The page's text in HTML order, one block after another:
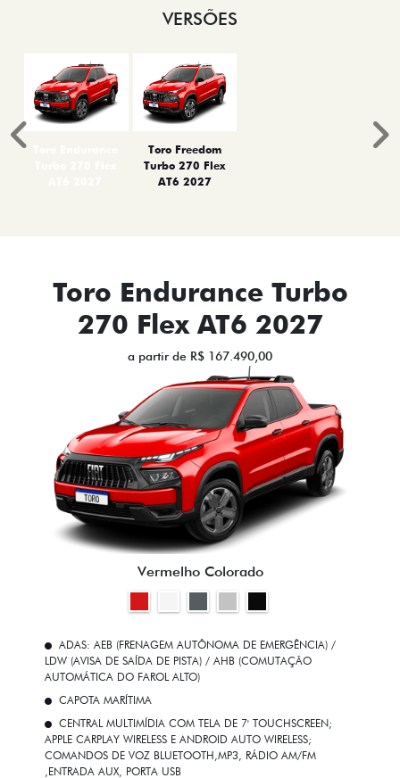
VERSÕES
Toro Freedom
Turbo 270 Flex
AT6 2027
Anterior
Toro Endurance Turbo
270 Flex AT6 2027
a partir de R$ 167.490,00
Vermelho Colorado
ADAS: AEB (FRENAGEM AUTÔNOMA DE EMERGÊNCIA) /
LDW (AVISA DE SAÍDA DE PISTA) / AHB (COMUTAÇÃO
AUTOMÁTICA DO FAROL ALTO)
CAPOTA MARÍTIMA
CENTRAL MULTIMÍDIA COM TELA DE 7' TOUCHSCREEN;
APPLE CARPLAY WIRELESS E ANDROID AUTO WIRELESS;
COMANDOS DE VOZ BLUETOOTH,MP3, RÁDIO AM/FM
,ENTRADA AUX, PORTA USB